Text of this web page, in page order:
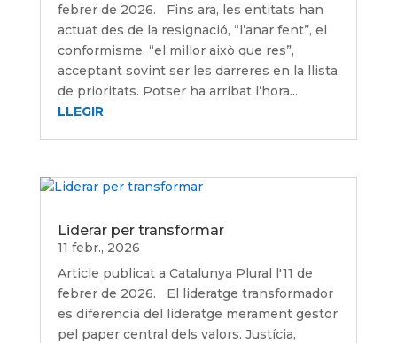
febrer de 2026. Fins ara, les entitats han
actuat des de la resignació, “l’anar fent”, el
conformisme, “el millor això que res”,
acceptant sovint ser les darreres en la llista
de prioritats. Potser ha arribat l’hora...
LLEGIR
Liderar per transformar
11 febr., 2026
Article publicat a Catalunya Plural l'11 de
febrer de 2026. El lideratge transformador
es diferencia del lideratge merament gestor
pel paper central dels valors. Justícia,